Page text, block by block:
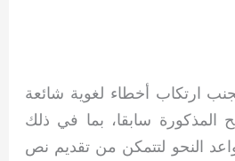
ارتكاب أخطاء لغوية شائعة
المذكورة سابقا، بما في ذلك
النحو لتتمكن من تقديم نص